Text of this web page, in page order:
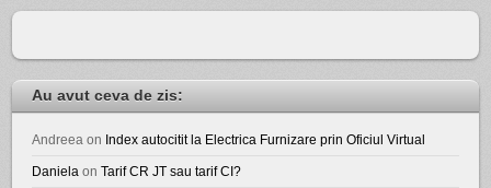
Au avut ceva de zis:
Andreea on Index autocitit la Electrica Furnizare prin Oficiul Virtual
Daniela onTarif CR JT sau tarif CI?